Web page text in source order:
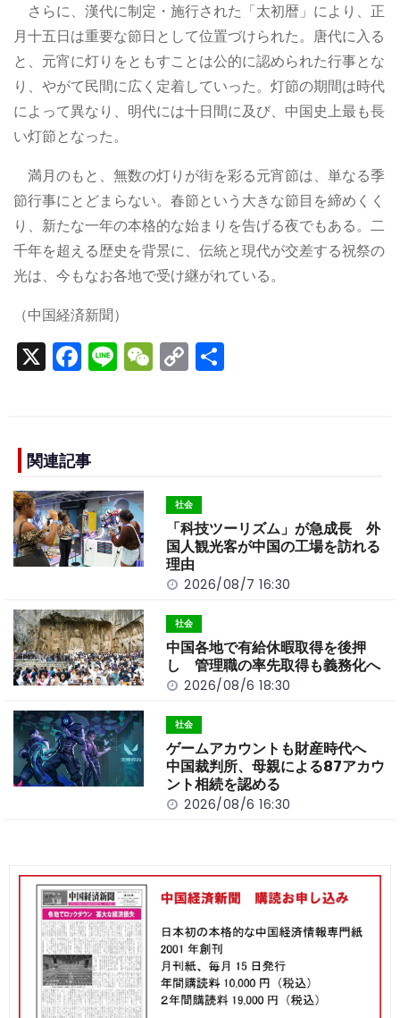
さらに、漢代に制定・施行された「太初暦」により、正
月十五日は重要な節日として位置づけられた。唐代に入る
と、元宵に灯りをともすことは公的に認められた行事とな
り、やがて民間に広く定着していった。灯節の期間は時代
によって異なり、明代には十日間に及び、中国史上最も長
い灯節となった。
満月のもと、無数の灯りが街を彩る元宵節は、単なる季
節行事にとどまらない。春節という大きな節目を締めくく
り、新たな一年の本格的な始まりを告げる夜でもある。二
千年を超える歴史を背景に、伝統と現代が交差する祝祭の
光は、今もなお各地で受け継がれている。
（中国経済新聞）
X F
a
e
b
o
o
k
Li
n
W
e
C
o
n
k
関連記事
社会
「科技ツーリズム」が急成長 外
国人観光客が中国の工場を訪れる
理由
2026/08/7 16:30
社会
中国各地で有給休暇取得を後押
し 管理職の率先取得も義務化へ
2026/08/6 18:30
社会
ゲームアカウントも財産時代へ
中国裁判所、母親による87アカウ
ント相続を認める
2026/08/6 16:30